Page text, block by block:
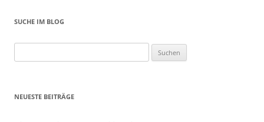
SUCHE IM BLOG
nach:
NEUESTE BEITRÄGE